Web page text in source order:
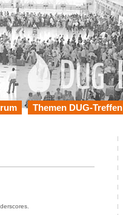
Themen DUG-Treffen